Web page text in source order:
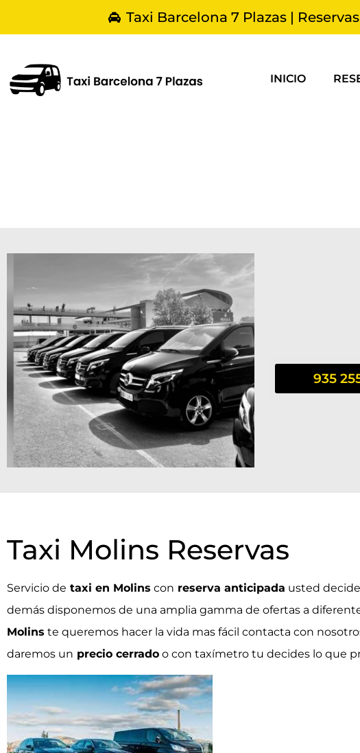
Taxi Barcelona 7 Plazas |
INICIO
935
Taxi Molins Reservas
Servicio de taxi en Molins con reserva anticipada usted
demás disponemos de una amplia gamma de ofertas a
Molins te queremos hacer la vida mas fácil contacta con
daremos un precio cerrado o con taxímetro tu decides lo que